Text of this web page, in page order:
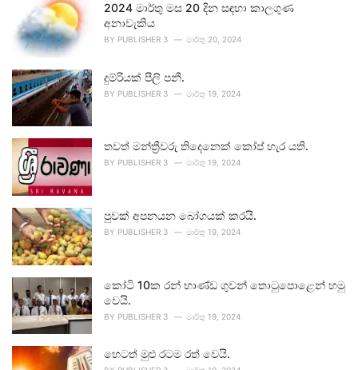
2024 මාර්තු මස 20 දින සඳහා කාලගුණ
අනාවැකිය
BY PUBLISHER 3 මාර්තු 20, 2024
දුම්රියක් පීලි පනී.
BY PUBLISHER 3 මාර්තු 19, 2024
තවත් මන්ත්‍රීවරු තිදෙනෙක් කෝප් හැර යති.
BY PUBLISHER 3 මාර්තු 19, 2024
පුවක් අපනයන බෝගයක් කරයි.
BY PUBLISHER 3 මාර්තු 19, 2024
කෝටි 10ක රන් භාණ්ඩ ගුවන් තොටුපොළෙන් හමු
වෙයි.
BY PUBLISHER 3 මාර්තු 19, 2024
හෙටත් මුළු රටම රත් වෙයි.